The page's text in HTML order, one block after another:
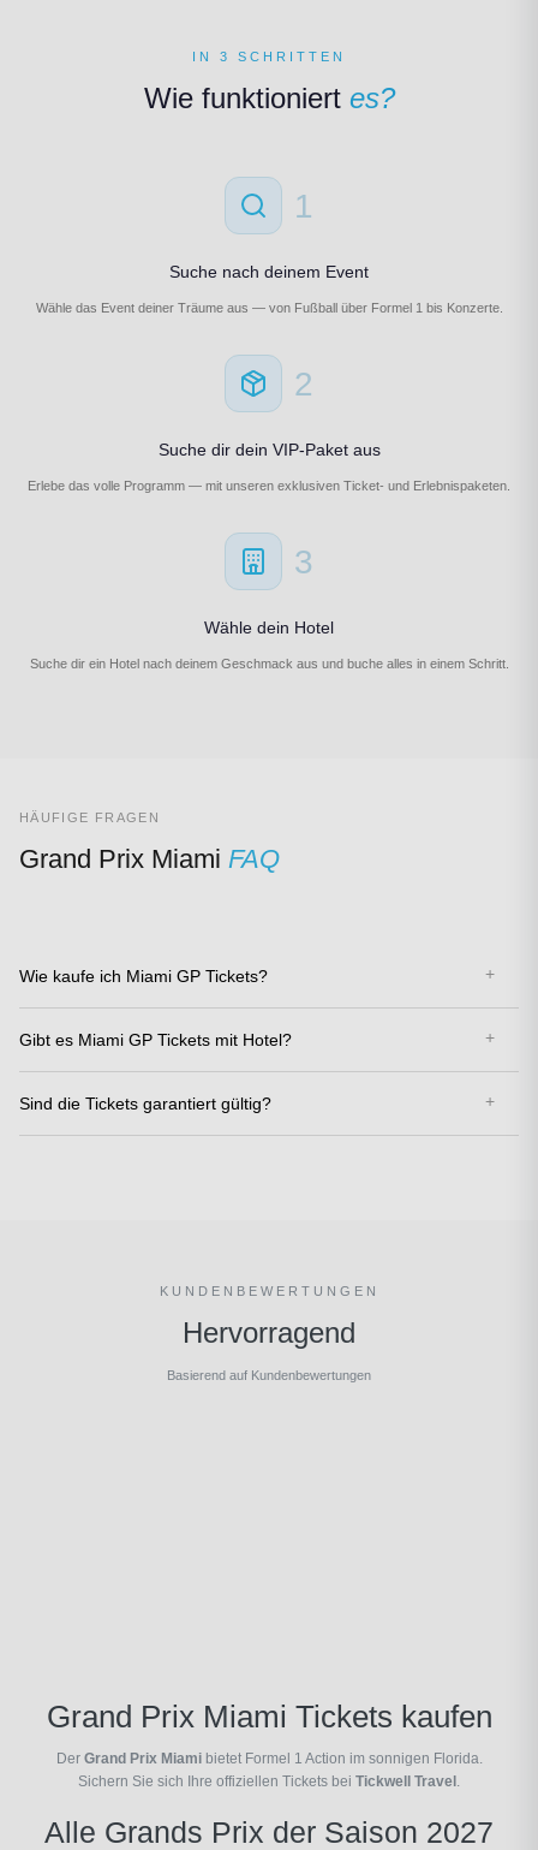
IN 3 SCHRITTEN
Wie funktioniert es?
1
Suche nach deinem Event
Wähle das Event deiner Träume aus — von Fußball über Formel 1 bis Konzerte.
2
Suche dir dein VIP-Paket aus
Erlebe das volle Programm — mit unseren exklusiven Ticket- und Erlebnispaketen.
3
Wähle dein Hotel
Suche dir ein Hotel nach deinem Geschmack aus und buche alles in einem Schritt.
HÄUFIGE FRAGEN
Grand Prix Miami FAQ
Wie kaufe ich Miami GP Tickets?
Gibt es Miami GP Tickets mit Hotel?
Sind die Tickets garantiert gültig?
KUNDENBEWERTUNGEN
Hervorragend
Basierend auf Kundenbewertungen
Grand Prix Miami Tickets kaufen
Der Grand Prix Miamibietet Formel 1 Action im sonnigen Florida.
Sichern Sie sich Ihre offiziellen Tickets bei Tickwell Travel .
Alle Grands Prix der Saison 2027